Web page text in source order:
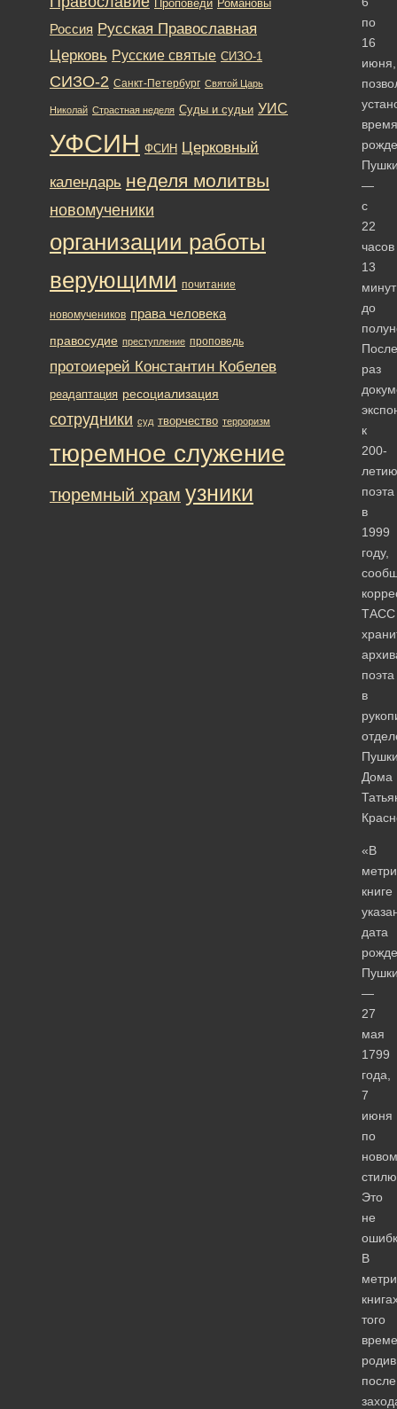
по
16
июня,
время
—
с
22
часов
13
минут
до
раз
к
200-
летию
поэта
в
1999
году,
ТАСС
поэта
в
Дома
«В
книге
дата
—
27
мая
1799
года,
7
июня
по
Это
не
В
того
после
Проповеди Романовы
Россия Русская Православная
Церковь Русские святые СИЗО-1
СИЗО-2 Санкт-Петербург Святой Царь
Николай Страстная неделя Суды и судьи УИС
УФСИН ФСИН Церковный
календарь неделя молитвы
новомученики
организации работы
верующими почитание
новомучеников права человека
правосудие преступление проповедь
протоиерей Константин Кобелев
реадаптация ресоциализация
сотрудники суд творчество терроризм
тюремное служение
тюремный храм узники